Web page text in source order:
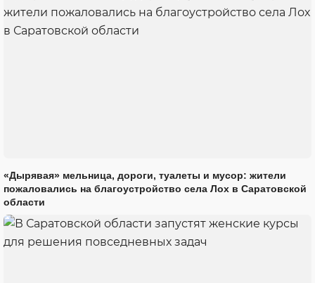
«Дырявая» мельница, дороги, туалеты и мусор: жители
пожаловались на благоустройство села Лох в Саратовской
области